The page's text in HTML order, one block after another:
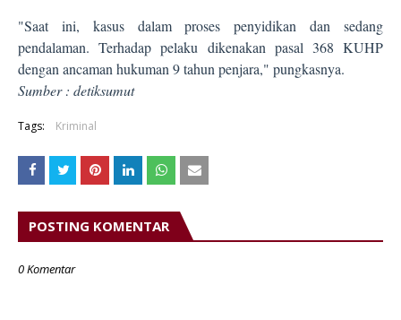
"Saat ini, kasus dalam proses penyidikan dan sedang
pendalaman. Terhadap pelaku dikenakan pasal 368 KUHP
dengan ancaman hukuman 9 tahun penjara," pungkasnya.
Sumber : detiksumut
Tags: Kriminal
POSTING KOMENTAR
0 Komentar